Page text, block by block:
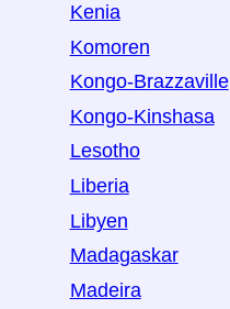
Kenia
Komoren
Kongo-Brazzaville
Kongo-Kinshasa
Lesotho
Liberia
Libyen
Madagaskar
Madeira